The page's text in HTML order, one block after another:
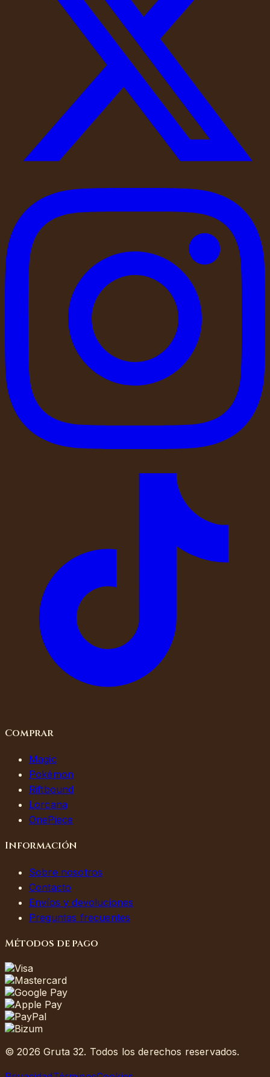
Comprar
Magic
Pokémon
Riftbound
Lorcana
OnePiece
Información
Sobre nosotros
Contacto
Envíos y devoluciones
Preguntas frecuentes
Métodos de pago
©2026 Gruta 32. Todos los derechos reservados.